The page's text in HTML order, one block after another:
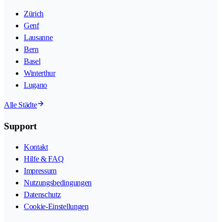
Zürich
Genf
Lausanne
Bern
Basel
Winterthur
Lugano
Alle Städte
Support
Kontakt
Hilfe & FAQ
Impressum
Nutzungsbedingungen
Datenschutz
Cookie-Einstellungen